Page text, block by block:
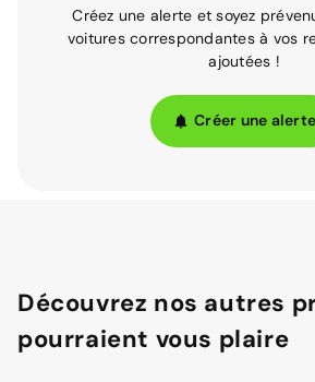
Créez une alerte et soyez
voitures correspondantes à vos
ajoutées !
Créer une alerte
Découvrez nos autres
pourraient vous plaire